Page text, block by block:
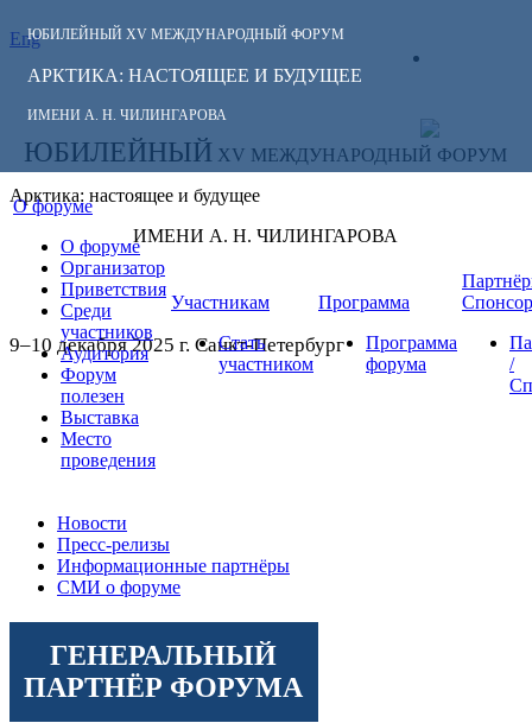
ЮБИЛЕЙНЫЙ XV МЕЖДУНАРОДНЫЙ ФОРУМ
АРКТИКА: НАСТОЯЩЕЕ И БУДУЩЕЕ
ИМЕНИ А. Н. ЧИЛИНГАРОВА
Eng
СЛЕДИТЕ ЗА
НОВОСТЯМИ
ФОРУМА:
ЮБИЛЕЙНЫЙ XV МЕЖДУНАРОДНЫЙ ФОРУМ
Арктика: настоящее и будущее
ИМЕНИ А. Н. ЧИЛИНГАРОВА
9–10 декабря 2025 г. Санкт-Петербург
О форуме
О форуме
Организатор
Приветствия
Среди
участников
Аудитория
Форум
полезен
Выставка
Место
проведения
Участникам
Стать
участником
Программа
Программа
форума
/
Новости
Пресс-релизы
Информационные партнёры
СМИ о форуме
ГЕНЕРАЛЬНЫЙ
ПАРТНЁР ФОРУМА